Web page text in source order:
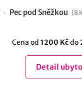
Pec pod Sněžkou (8
Cena od 1200 Kčdo
Detail